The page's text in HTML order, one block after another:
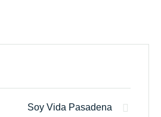
Soy Vida Pasadena